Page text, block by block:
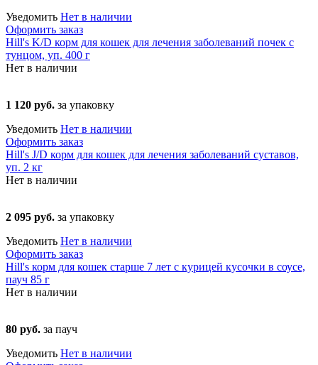
Уведомить Нет в наличии
Оформить заказ
Hill's K/D корм для кошек для лечения заболеваний почек с
тунцом, уп. 400 г
Нет в наличии
1 120 руб. за упаковку
Уведомить Нет в наличии
Оформить заказ
Hill's J/D корм для кошек для лечения заболеваний суставов,
уп. 2 кг
Нет в наличии
2 095 руб. за упаковку
Уведомить Нет в наличии
Оформить заказ
Hill's корм для кошек старше 7 лет с курицей кусочки в соусе,
пауч 85 г
Нет в наличии
80 руб. за пауч
Уведомить Нет в наличии